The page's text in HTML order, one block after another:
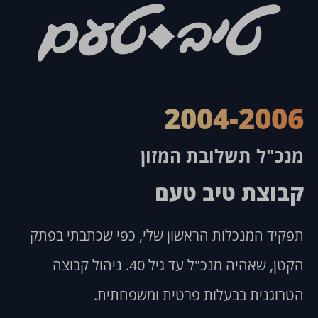
2004-2006
מנכ"ל תשלובת המזון
קבוצת טיב טעם
תפקיד המנכלות הראשון שלי, כפי שכתבתי בפתק
הקטן, שאהיה מנכ"ל עד גיל 40. ניהול קבוצה
הטרוגנית בבעלות פרטית ומשפחתית.